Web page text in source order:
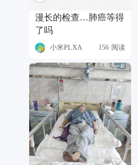
漫长的检查…肺癌等得
了吗
小米PLXA 156 阅读